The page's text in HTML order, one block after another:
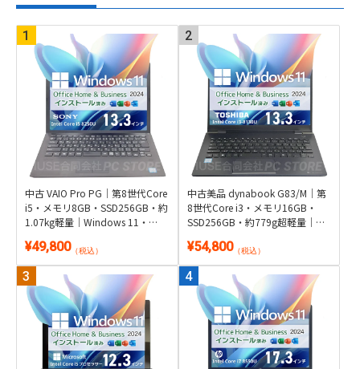
中古 VAIO Pro PG｜第8世代Core
i5・メモリ8GB・SSD256GB・約
1.07kg軽量｜Windows 11・
¥49,800（税込）
中古美品 dynabook G83/M｜第
8世代Core i3・メモリ16GB・
SSD256GB・約779g超軽量｜
2024付き
¥54,800（税込）